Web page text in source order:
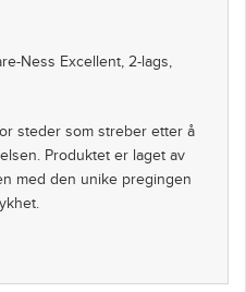
Ness Excellent, 2-lags,
steder som streber etter å
Produktet er laget av
med den unike pregingen